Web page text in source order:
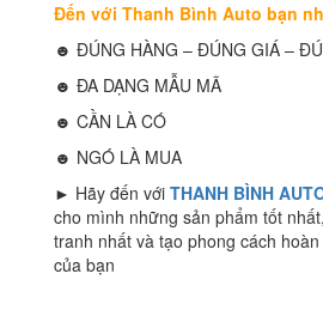
Đến với Thanh Bình Auto bạn
☻ ĐÚNG HÀNG – ĐÚNG GIÁ –
☻ ĐA DẠNG MẪU MÃ
☻ CẦN LÀ CÓ
☻ NGÓ LÀ MUA
► Hãy đến với THANH BÌNH
cho mình những sản phẩm tốt
tranh nhất và tạo phong cách
của bạn